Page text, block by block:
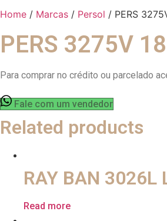
Home / Marcas / Persol / PERS
PERS 3275V
Para comprar no crédito ou parcelado
Fale com um vendedor
Related products
RAY BAN 3026L
Read more